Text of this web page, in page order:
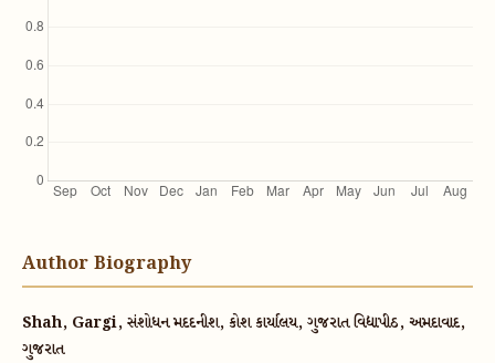
Author Biography
Shah, Gargi, સંશોધન મદદનીશ, કોશ કાર્યાલય, ગુજરાત વિદ્યાપીઠ, અમદાવાદ,
ગુજરાત